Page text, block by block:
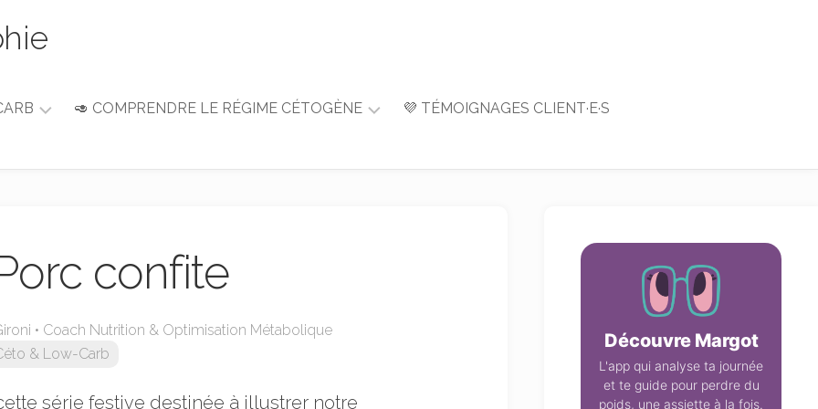
🥑 COMPRENDRE LE RÉGIME CÉTOGÈNE
Guide
Nutrition
💜 TÉMOIGNAGES CLIENT·E·S
confite
• Coach Nutrition & Optimisation Métabolique
& Low-Carb
série festive destinée à illustrer notre
Découvre Margot
L'app qui analyse ta journée
et te guide pour perdre du
poids, une assiette à la fois.